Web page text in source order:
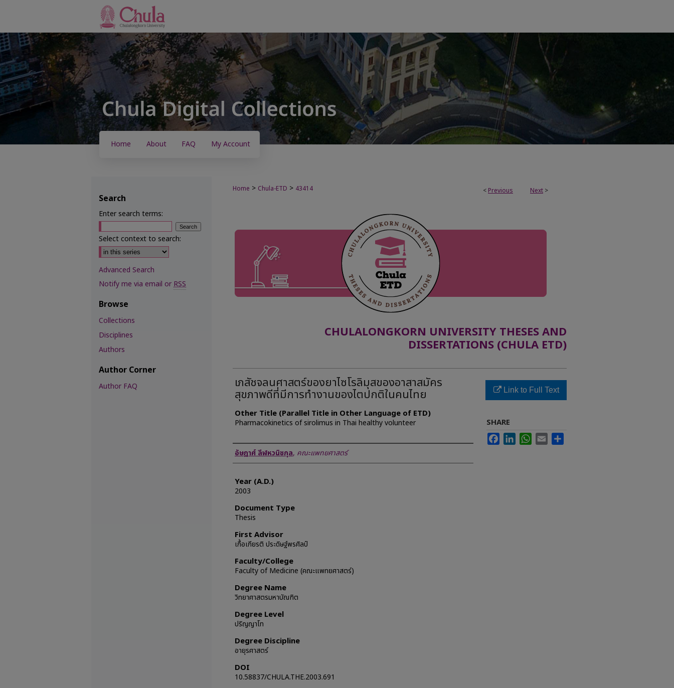
Home About FAQ My Account
< Previous Next >
Home > Chula-ETD > 43414
CHULALONGKORN UNIVERSITY THESES AND
DISSERTATIONS (CHULA ETD)
เภสัชจลนศาสตร์ของยาไซโรลิมุสของอาสาสมัคร
สุขภาพดีที่มีการทำงานของไตปกติในคนไทย
Other Title (Parallel Title in Other Language of ETD)
Pharmacokinetics of sirolimus in Thai healthy volunteer
Author
อัษฎาศ์ ลีฬหวนิชกุล, คณะแพทยศาสตร์
Year (A.D.)
2003
Document Type
Thesis
First Advisor
เกื้อเกียรติ ประดิษฐ์พรศิลป์
Faculty/College
Faculty of Medicine (คณะแพทยศาสตร์)
Degree Name
วิทยาศาสตรมหาบัณฑิต
Degree Level
ปริญญาโท
Degree Discipline
อายุรศาสตร์
DOI
10.58837/CHULA.THE.2003.691
Link to Full Text
SHARE
FacebookLinkedInWhatsApp
Email
Search
Enter search terms:
Select context to search:
Advanced Search
Notify me via email orRSS
Browse
Collections
Disciplines
Authors
Author Corner
Author FAQ